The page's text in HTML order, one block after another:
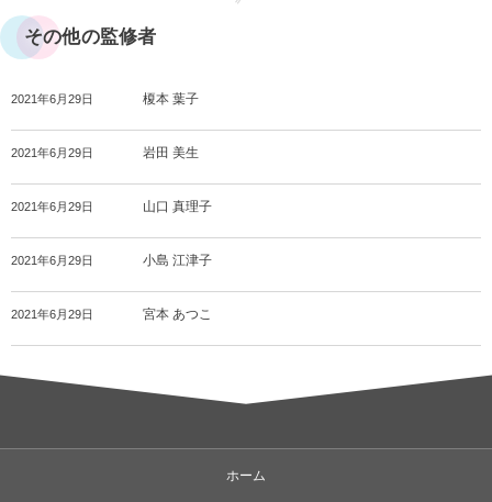
その他の監修者
2021年6月29日 榎本 葉子
2021年6月29日 岩田 美生
2021年6月29日 山口 真理子
2021年6月29日 小島 江津子
2021年6月29日 宮本 あつこ
ホーム